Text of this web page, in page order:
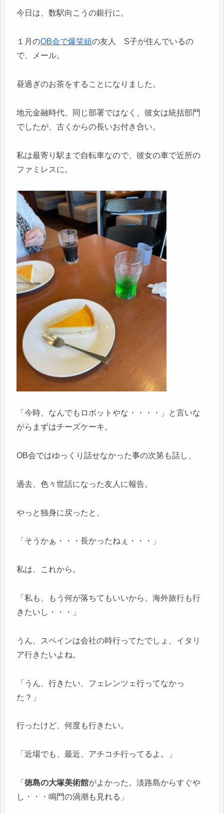
今日は、数駅向こうの銀行に。
１月のOB会で爆笑組の友人 S子が住んでいるの
で、メール。
昼過ぎのお茶をすることになりました。
地元金融時代、同じ部署ではなく、彼女は統括部門
でしたが、古くからの長いお付き合い。
私は最寄り駅まで自転車なので、彼女の車で近所の
ファミレスに。
「今時、なんでもロボットやな・・・・」と言いな
がらまずはチーズケーキ。
OB会ではゆっくり話せなかった事の次第も話し、
過去、色々世話になった友人に報告。
やっと独身に戻ったと、
「そうかぁ・・・長かったねぇ・・・」
私は、これから。
「私も、もう何が落ちてもいいから、海外旅行も行
きたいし・・・」
うん、スペインは会社の時行ってたでしょ、イタリ
ア行きたいよね。
「うん、行きたい、フェレンツェ行ってなかっ
た？」
行ったけど、何度も行きたい。
「近場でも、最近、アチコチ行ってるよ。」
「 徳島の大塚美術館がよかった。淡路島からすぐや
し・・・鳴門の渦潮も見れる」